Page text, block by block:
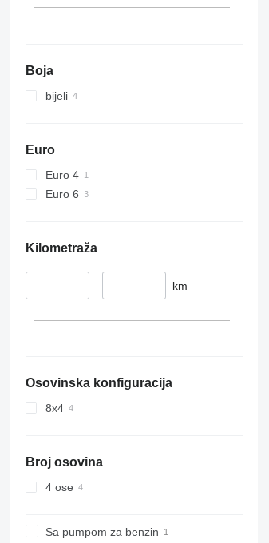
Boja
bijeli
Euro
Euro 4
Euro 6
Kilometraža
– km
Osovinska konfiguracija
8x4
Broj osovina
4 ose
Sa pumpom za benzin